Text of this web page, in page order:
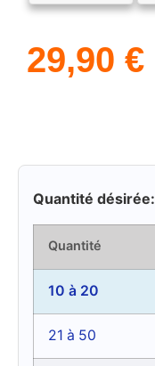
29,90 €
Quantité désirée:
Quantité
10 à 20
21 à 50